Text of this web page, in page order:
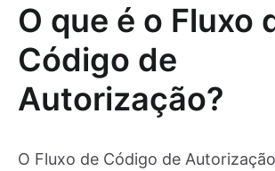
O que é o Fluxo
Código de
Autorização?
O Fluxo de Código de